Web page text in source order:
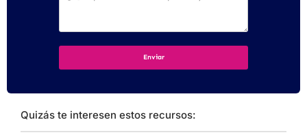
Quizás te interesen estos recursos: